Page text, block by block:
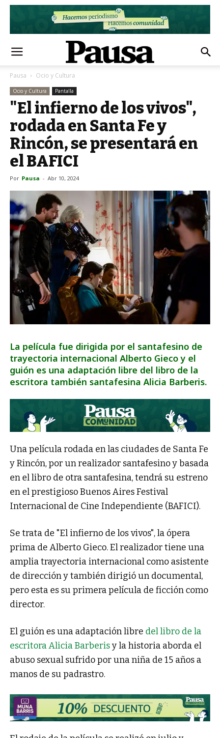
Pausa Ocio y Cultura
Ocio y Cultura Pantalla
"El infierno de los vivos",
rodada en Santa Fe y
Rincón, se presentará en
el BAFICI
Por Pausa - Abr 10, 2024
La película fue dirigida por el santafesino de
trayectoria internacional Alberto Gieco y el
guión es una adaptación libre del libro de la
escritora también santafesina Alicia Barberis.
Una película rodada en las ciudades de Santa Fe
y Rincón, por un realizador santafesino y basada
en el libro de otra santafesina, tendrá su estreno
en el prestigioso Buenos Aires Festival
Internacional de Cine Independiente (BAFICI).
Se trata de "El infierno de los vivos", la ópera
prima de Alberto Gieco. El realizador tiene una
amplia trayectoria internacional como asistente
de dirección y también dirigió un documental,
pero esta es su primera película de ficción como
director.
El guión es una adaptación libre del libro de la
escritora Alicia Barberisy la historia aborda el
abuso sexual sufrido por una niña de 15 años a
manos de su padrastro.